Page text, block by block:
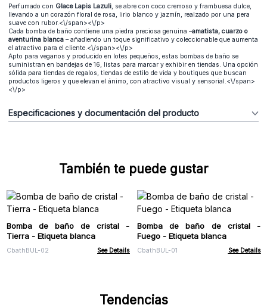
Perfumado con Glace Lapis Lazuli, se abre con coco cremoso y frambuesa dulce,
llevando a un corazón floral de rosa, lirio blanco y jazmín, realzado por una pera
suave con rubor.<\/span><\/p>
Cada bomba de baño contiene una piedra preciosa genuina –amatista, cuarzo o
aventurina blanca – añadiendo un toque significativo y coleccionable que aumenta
el atractivo para el cliente.<\/span><\/p>
Apto para veganos y producido en lotes pequeños, estas bombas de baño se
suministran en bandejas de 16, listas para marcar y exhibir en tiendas. Una opción
sólida para tiendas de regalos, tiendas de estilo de vida y boutiques que buscan
productos ligeros y que elevan el ánimo, con atractivo visual y sensorial.<\/span>
<\/p>
Especificaciones y documentación del producto
También te puede gustar
Bomba de baño de cristal -
Tierra - Etiqueta blanca
CbathBUL-02 See Details
Bomba de baño de cristal -
Fuego - Etiqueta blanca
CbathBUL-01 See Details
Tendencias